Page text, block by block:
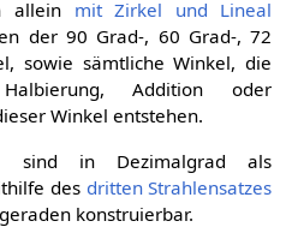
allein mit Zirkel und Lineal
der 90 Grad-, 60 Grad-, 72
sowie sämtliche Winkel, die
Addition oder
Winkel entstehen.
sind in Dezimalgrad als
des dritten Strahlensatzes
konstruierbar.